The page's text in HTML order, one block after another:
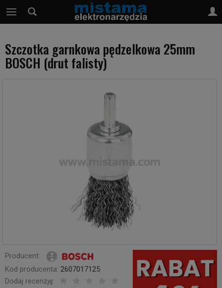
Szczotka garnkowa pędzelkowa 25mm
BOSCH (drut falisty)
Producent:
Kod producenta: 2607017125
Dodaj recenzję: